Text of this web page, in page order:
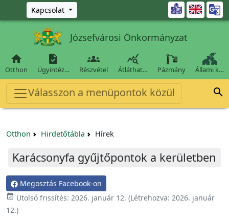
Ugrás a fő tartalomra
Kapcsolat 
Józsefvárosi Önkormányzat

Otthon

Ügyintéz…

Részvétel

Átláthat… Pázmány Állami k…
Válasszon a menüpontok közül 
Otthon Hirdetőtábla Hírek
Karácsonyfa gyűjtőpontok a kerületben
Megosztás Facebook-on
 Utolsó frissítés: 2026. január 12. (Létrehozva: 2026. január
12.)